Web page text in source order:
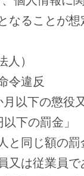
なることが
人）
令違反
以下の懲役
下の罰金」
同じ額の
又は従業員